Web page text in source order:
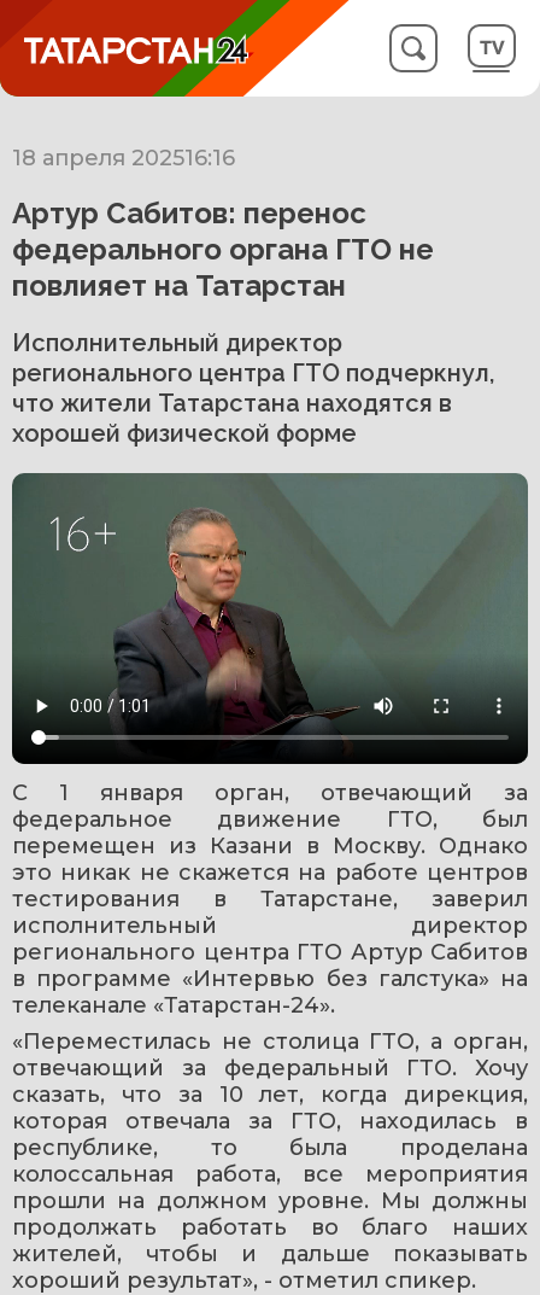
18 апреля 202516:16
Артур Сабитов: перенос
федерального органа ГТО не
повлияет на Татарстан
Исполнительный директор
регионального центра ГТО подчеркнул,
что жители Татарстана находятся в
хорошей физической форме
С 1 января орган, отвечающий за
федеральное движение ГТО, был
перемещен из Казани в Москву. Однако
это никак не скажется на работе центров
тестирования в Татарстане, заверил
исполнительный директор
регионального центра ГТО Артур Сабитов
в программе «Интервью без галстука» на
телеканале «Татарстан-24».
«Переместилась не столица ГТО, а орган,
отвечающий за федеральный ГТО. Хочу
сказать, что за 10 лет, когда дирекция,
которая отвечала за ГТО, находилась в
республике, то была проделана
колоссальная работа, все мероприятия
прошли на должном уровне. Мы должны
продолжать работать во благо наших
жителей, чтобы и дальше показывать
хороший результат», - отметил спикер.